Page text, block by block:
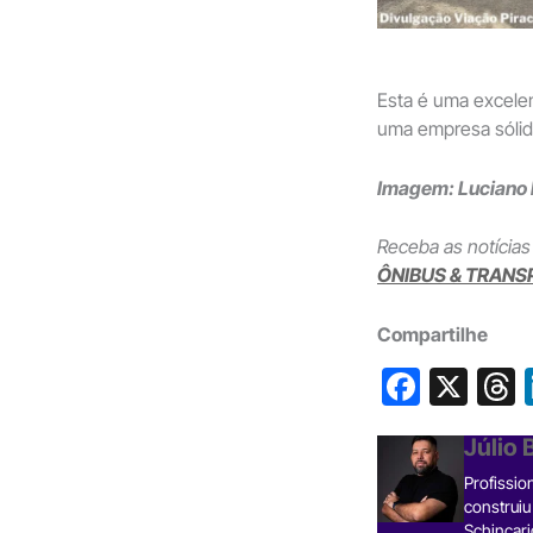
Esta é uma
uma empresa
Imagem: Luciano
Receba as
ÔNIBUS &
Compartilhe
F
a
c
e
X
Júlio